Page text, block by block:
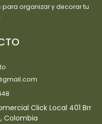
organizar y decorar tu
Click Local 401 Brr
Colombia